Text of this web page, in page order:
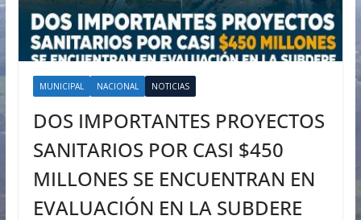
MUNICIPAL NACIONAL NOTICIAS
DOS IMPORTANTES PROYECTOS
SANITARIOS POR CASI $450
MILLONES SE ENCUENTRAN EN
EVALUACIÓN EN LA SUBDERE